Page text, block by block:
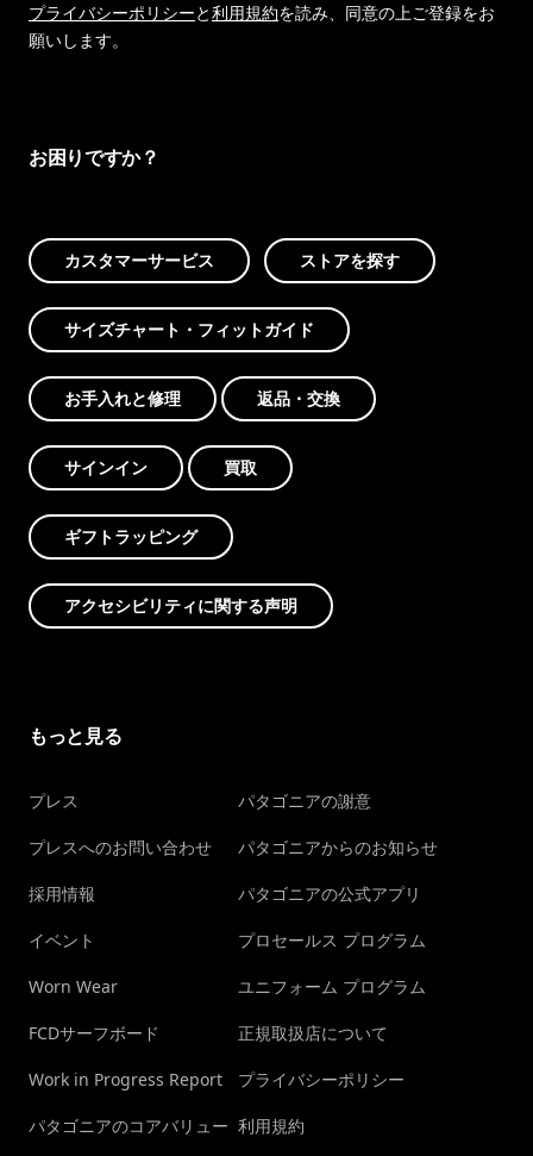
プライバシーポリシーと利用規約を読み、同意の上ご登録をお
願いします。
お困りですか？
カスタマーサービス ストアを探す
サイズチャート・フィットガイド
お手入れと修理 返品・交換
サインイン 買取
ギフトラッピング
アクセシビリティに関する声明
もっと見る
プレス
プレスへのお問い合わせ
採用情報
イベント
Worn Wear
FCDサーフボード
Work in Progress Report
パタゴニアのコアバリュー
パタゴニアの謝意
パタゴニアからのお知らせ
パタゴニアの公式アプリ
プロセールス プログラム
ユニフォーム プログラム
正規取扱店について
プライバシーポリシー
利用規約